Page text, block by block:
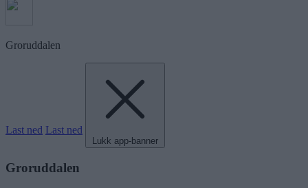
Groruddalen
Last ned Last ned
Lukk app-banner
Groruddalen